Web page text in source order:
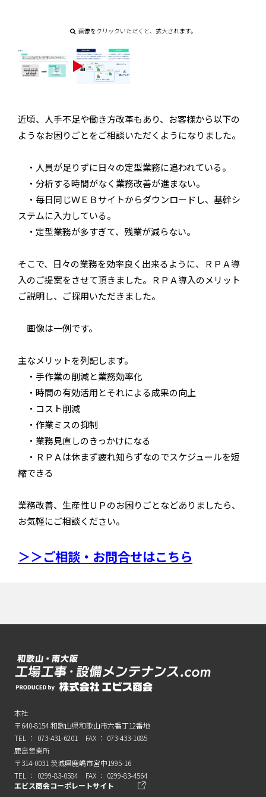
画像をクリックいただくと、拡大されます。
近頃、人手不足や働き方改革もあり、お客様から以下の
ようなお困りごとをご相談いただくようになりました。
・人員が足りずに日々の定型業務に追われている。
・分析する時間がなく業務改善が進まない。
・毎日同じＷＥＢサイトからダウンロードし、基幹シ
ステムに入力している。
・定型業務が多すぎて、残業が減らない。
そこで、日々の業務を効率良く出来るように、ＲＰＡ導
入のご提案をさせて頂きました。ＲＰＡ導入のメリット
ご説明し、ご採用いただきました。
画像は一例です。
主なメリットを列記します。
・手作業の削減と業務効率化
・時間の有効活用とそれによる成果の向上
・コスト削減
・作業ミスの抑制
・業務見直しのきっかけになる
・ＲＰＡは休まず疲れ知らずなのでスケジュールを短
縮できる
業務改善、生産性ＵＰのお困りごとなどありましたら、
お気軽にご相談ください。
＞＞ご相談・お問合せはこちら
本社
〒640-8154和歌山県和歌山市六番丁12番地
073-431-6201
073-433-1085
鹿島営業所
〒314-0031 茨城県鹿嶋市宮中1995-16
0299-83-0584
0299-83-4564
エビス商会コーポレートサイト